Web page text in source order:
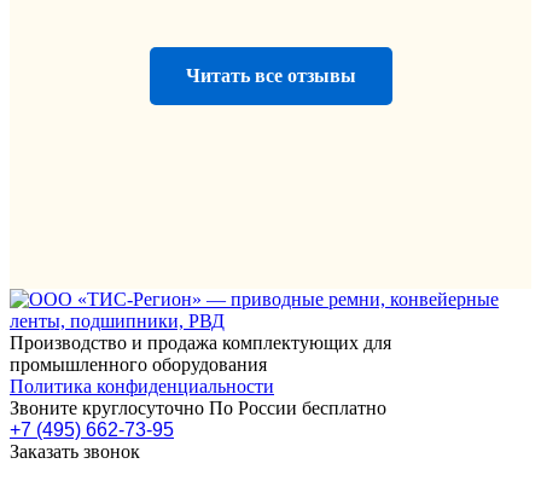
Читать все отзывы
Производство и продажа комплектующих для
промышленного оборудования
Политика конфиденциальности
Звоните круглосуточно По России бесплатно
+7 (495) 662-73-95
Заказать звонок